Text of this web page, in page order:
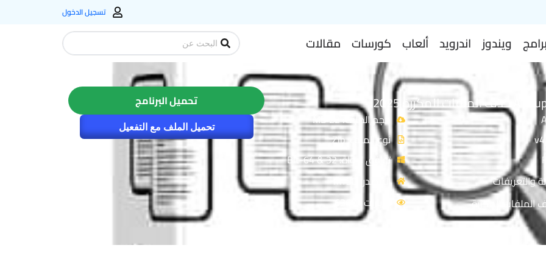
تسجيل الدخول
برامج ويندوز اندرويد ألعاب كورسات مقالات
Search
...
والتعريفات
الملفات المكررة
حجم الملف: 22 MB
نوع الملف: Zip
توافق النواة: 32 & 64-Bit
المصدر: MTSD
الزيارات : 6367
تحميل البرنامج
تحميل الملف مع التفعيل